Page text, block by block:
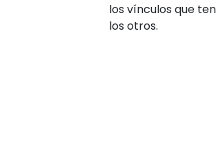
los vínculos que
los otros.